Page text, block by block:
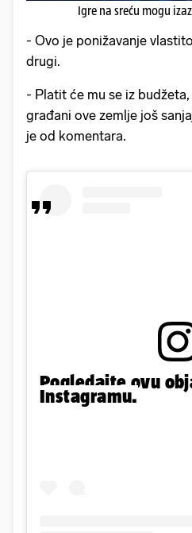
Igre na sreću mogu
- Ovo je ponižavanje
drugi.
- Platit će mu se iz
građani ove zemlje još
je od komentara.
Pogledajte ovu
Instagramu.